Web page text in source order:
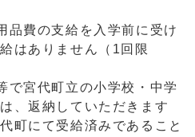
費の支給を入学前に受け
はありません（1回限
宮代町立の小学校・中学
、返納していただきます
町にて受給済みであること